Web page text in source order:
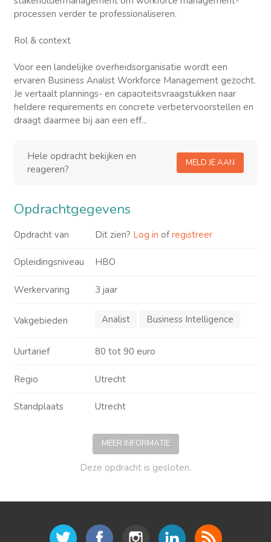
processen verder te professionaliseren.
Rol & context
Voor een landelijke overheidsorganisatie wordt een
ervaren Business Analist Workforce Management gezocht.
Je vertaalt plannings- en capaciteitsvraagstukken naar
heldere requirements en concrete verbetervoorstellen en
draagt daarmee bij aan een eff...
Hele opdracht bekijken en
reageren?
MELD JE AAN
Opdrachtgegevens
Opdracht van Dit zien? Log in ofregistreer
Opleidingsniveau HBO
Werkervaring 3 jaar
Vakgebieden Analist Business Intelligence
Uurtarief 80 tot 90 euro
Regio Utrecht
Standplaats Utrecht
MEER INFORMATIE
Deze opdracht is gesloten.